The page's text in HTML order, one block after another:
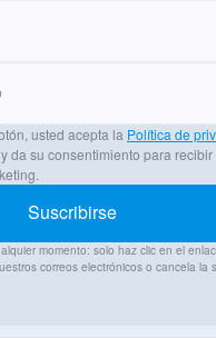
usted acepta la Política de
y da su consentimiento para
Suscribirse
momento: solo haz clic en el
correos electrónicos o cancela la